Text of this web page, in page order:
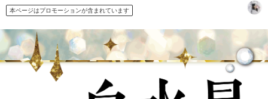
本ページはプロモーションが含まれています